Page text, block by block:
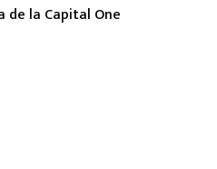
la Capital One